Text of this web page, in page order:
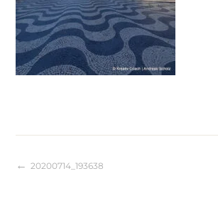
Beitragsnavigation
20200714_193638